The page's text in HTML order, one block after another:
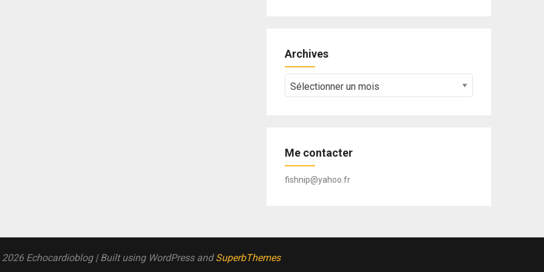
Archives
Me contacter
fishnip@yahoo.fr
Echocardioblog | Built using WordPress andSuperbThemes